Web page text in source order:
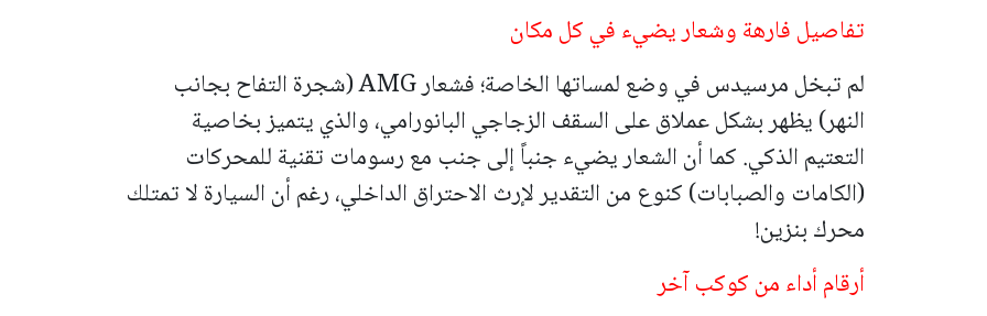
تفاصيل فارهة وشعار يضيء في كل مكان
لم تبخل مرسيدس في وضع لمساتها الخاصة؛ فشعار AMG (شجرة التفاح بجانب
النهر) يظهر بشكل عملاق على السقف الزجاجي البانورامي، والذي يتميز بخاصية
التعتيم الذكي. كما أن الشعار يضيء جنباً إلى جنب مع رسومات تقنية للمحركات
(الكامات والصبابات) كنوع من التقدير لإرث الاحتراق الداخلي، رغم أن السيارة لا تمتلك
محرك بنزين!
أرقام أداء من كوكب آخر